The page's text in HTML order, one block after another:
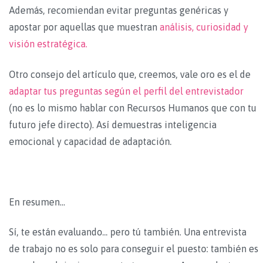
Además, recomiendan evitar preguntas genéricas y
apostar por aquellas que muestran análisis, curiosidad y
visión estratégica.
Otro consejo del artículo que, creemos, vale oro es el de
adaptar tus preguntas según el perfil del entrevistador
(no es lo mismo hablar con Recursos Humanos que con tu
futuro jefe directo). Así demuestras inteligencia
emocional y capacidad de adaptación.
En resumen…
Sí, te están evaluando… pero tú también. Una entrevista
de trabajo no es solo para conseguir el puesto: también es